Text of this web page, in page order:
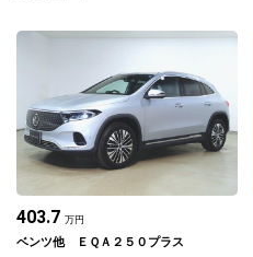
403.7 万円
ベンツ他 ＥＱＡ２５０プラス